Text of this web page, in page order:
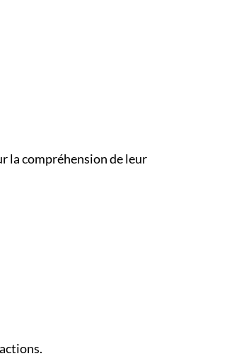
la compréhension de leur